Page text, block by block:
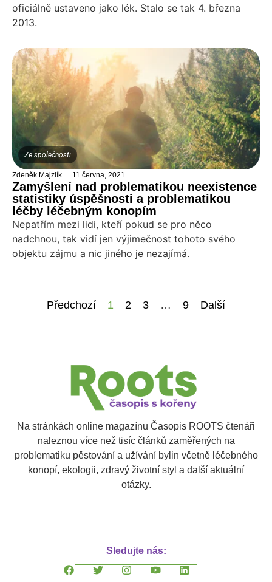
oficiálně ustaveno jako lék. Stalo se tak 4. března
2013.
Ze společnosti
Zdeněk Majzlík 11 června, 2021
Zamyšlení nad problematikou neexistence
statistiky úspěšnosti a problematikou
léčby léčebným konopím
Nepatřím mezi lidi, kteří pokud se pro něco
nadchnou, tak vidí jen výjimečnost tohoto svého
objektu zájmu a nic jiného je nezajímá.
Předchozí 1 2 3 … 9 Další
Na stránkách online magazínu Časopis ROOTS čtenáři
naleznou více než tisíc článků zaměřených na
problematiku pěstování a užívání bylin včetně léčebného
konopí, ekologii, zdravý životní styl a další aktuální
otázky.
Sledujte nás: